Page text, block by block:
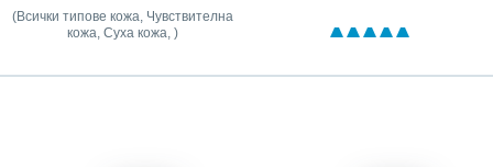
(Всички типове кожа, Чувствителна
кожа, Суха кожа, )